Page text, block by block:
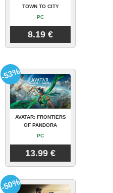
TOWN TO CITY
PC
8.19 €
AVATAR: FRONTIERS
OF PANDORA
PC
13.99 €
-53%
-50%